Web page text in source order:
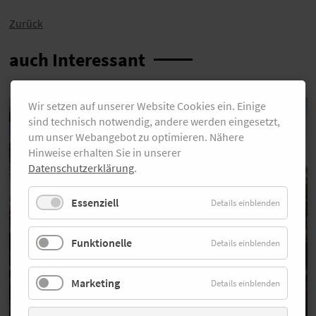
Zurück
auch Interessant
Wir setzen auf unserer Website Cookies ein. Einige
sind technisch notwendig, andere werden eingesetzt,
um unser Webangebot zu optimieren. Nähere
Hinweise erhalten Sie in unserer
Datenschutzerklärung.
Essenziell Details einblenden
Funktionelle Details einblenden
Marketing Details einblenden